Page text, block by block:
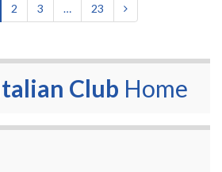
2 3 … 23
Club Home